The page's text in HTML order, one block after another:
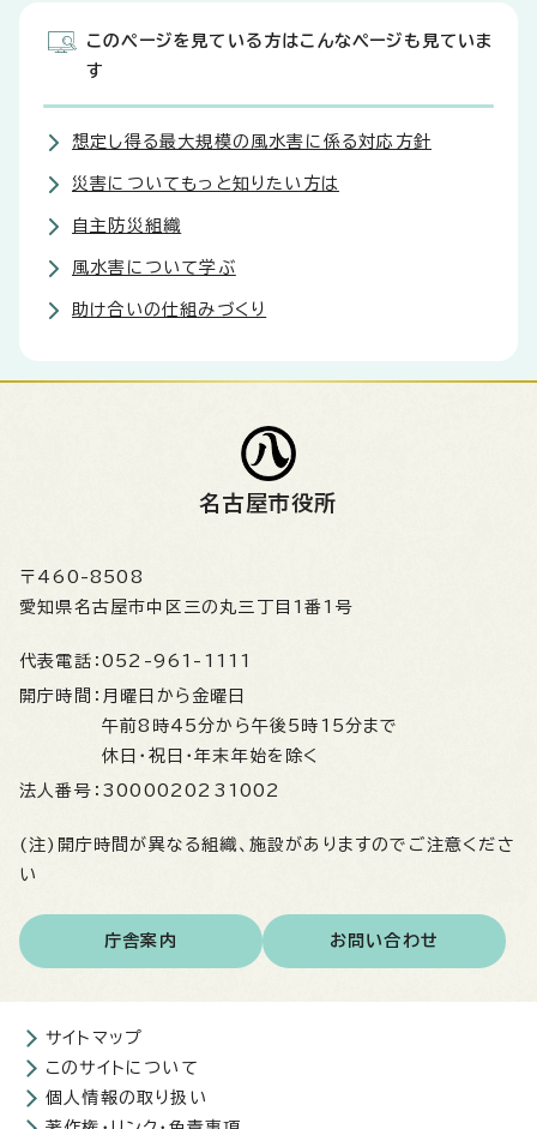
このページを見ている方はこんなページも見ていま
す
想定し得る最大規模の風水害に係る対応方針
災害についてもっと知りたい方は
自主防災組織
風水害について学ぶ
助け合いの仕組みづくり
名古屋市役所
〒460-8508
愛知県名古屋市中区三の丸三丁目1番1号
代表電話： 052-961-1111
開庁時間： 月曜日から金曜日
午前8時45分から午後5時15分まで
休日・祝日・年末年始を除く
法人番号： 3000020231002
(注)開庁時間が異なる組織、施設がありますのでご注意くださ
い
庁舎案内 お問い合わせ
サイトマップ
このサイトについて
個人情報の取り扱い